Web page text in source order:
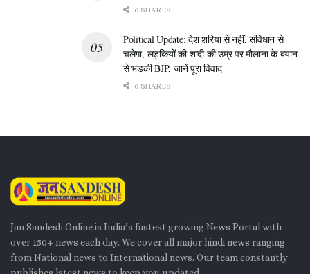
0 SHARES
Political Update: देश शरिया से नहीं, संविधान से
चलेगा, लड़कियों की शादी की उम्र पर मौलाना के बयान
से भड़की BJP, जानें पूरा विवाद
0 SHARES
Jan Sandesh Online is India’s fastest growing News Portal with
over 150+ news each day. We cover all major hindi news ranging
from National news to International news. Our team constantly